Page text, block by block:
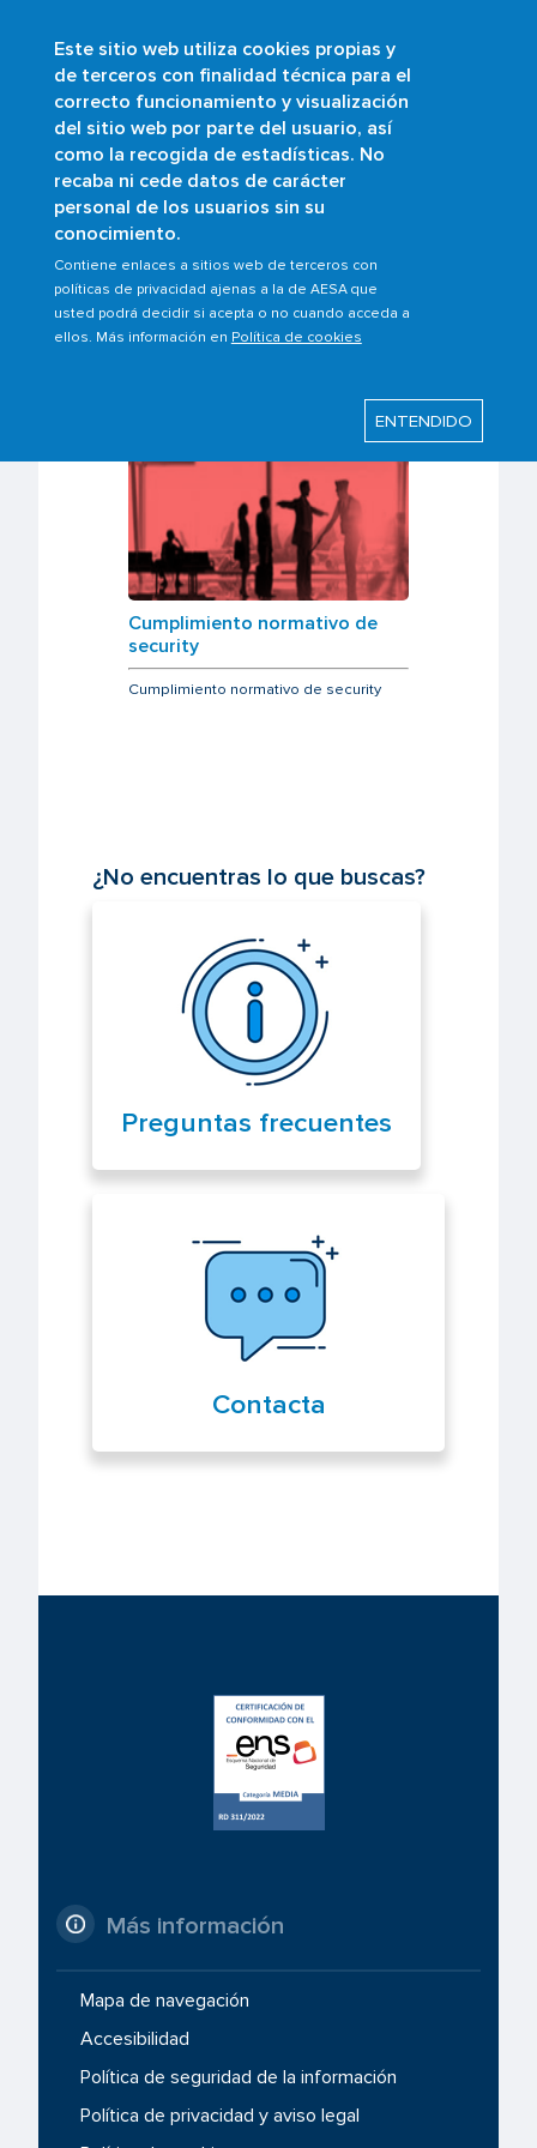
Este sitio web utiliza cookies propias y
de terceros con finalidad técnica para el
correcto funcionamiento y visualización
del sitio web por parte del usuario, así
como la recogida de estadísticas. No
recaba ni cede datos de carácter
personal de los usuarios sin su
conocimiento.
Contiene enlaces a sitios web de terceros con
políticas de privacidad ajenas a la de AESA que
usted podrá decidir si acepta o no cuando acceda a
ellos. Más información en Política de cookies
ENTENDIDO
Pasar
al
contenido
principal
Buscar
Sobrescribir
enlaces
de
ayuda
a
la
Inicio Ámbitos
Normativas
Normativa security
Normativa security
Cumplimiento normativo de
security
Cumplimiento normativo de security
¿No encuentras lo que buscas?
Preguntas frecuentes
Contacta
Más información
Mapa de navegación
Accesibilidad
Política de seguridad de la información
Política de privacidad y aviso legal